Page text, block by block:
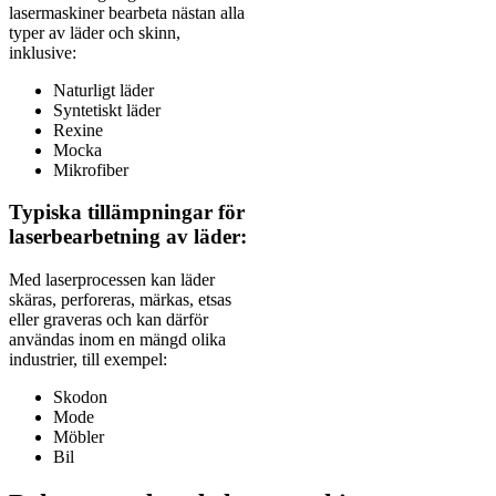
lasermaskiner bearbeta nästan alla
typer av läder och skinn,
inklusive:
Naturligt läder
Syntetiskt läder
Rexine
Mocka
Mikrofiber
Typiska tillämpningar för
laserbearbetning av läder:
Med laserprocessen kan läder
skäras, perforeras, märkas, etsas
eller graveras och kan därför
användas inom en mängd olika
industrier, till exempel:
Skodon
Mode
Möbler
Bil